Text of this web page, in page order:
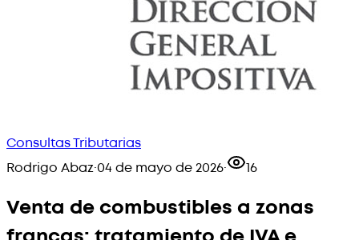
Consultas Tributarias
Rodrigo Abaz·04 de mayo de 2026· 16
Venta de combustibles a zonas